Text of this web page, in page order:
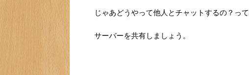
じゃあどうやって他人とチャットするの？って
サーバーを共有しましょう。